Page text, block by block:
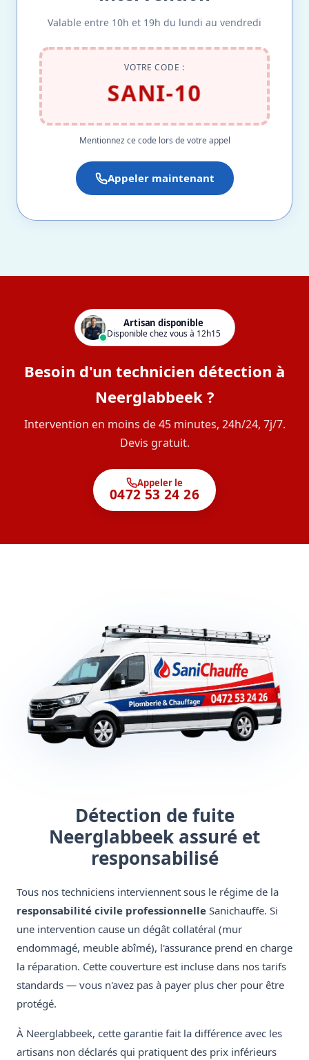
Valable entre 10h et 19h du lundi au vendredi
VOTRE CODE :
SANI-10
Mentionnez ce code lors de votre appel
Appeler maintenant
Artisan disponible
Disponible chez vous à 12h15
Besoin d'un technicien détection à
Neerglabbeek ?
Intervention en moins de 45 minutes, 24h/24, 7j/7.
Devis gratuit.
Appeler le
0472 53 24 26
Détection de fuite
Neerglabbeek assuré et
responsabilisé
Tous nos techniciens interviennent sous le régime de la
responsabilité civile professionnelle Sanichauffe. Si
une intervention cause un dégât collatéral (mur
endommagé, meuble abîmé), l'assurance prend en charge
la réparation. Cette couverture est incluse dans nos tarifs
standards — vous n'avez pas à payer plus cher pour être
protégé.
À Neerglabbeek, cette garantie fait la différence avec les
artisans non déclarés qui pratiquent des prix inférieurs